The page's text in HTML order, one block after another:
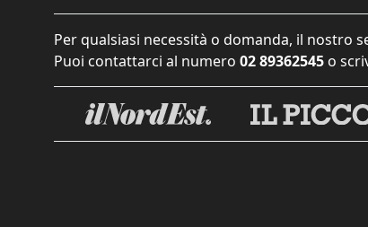
Per qualsiasi necessità o domanda, il nostro
Puoi contattarci al numero 02 89362545 o